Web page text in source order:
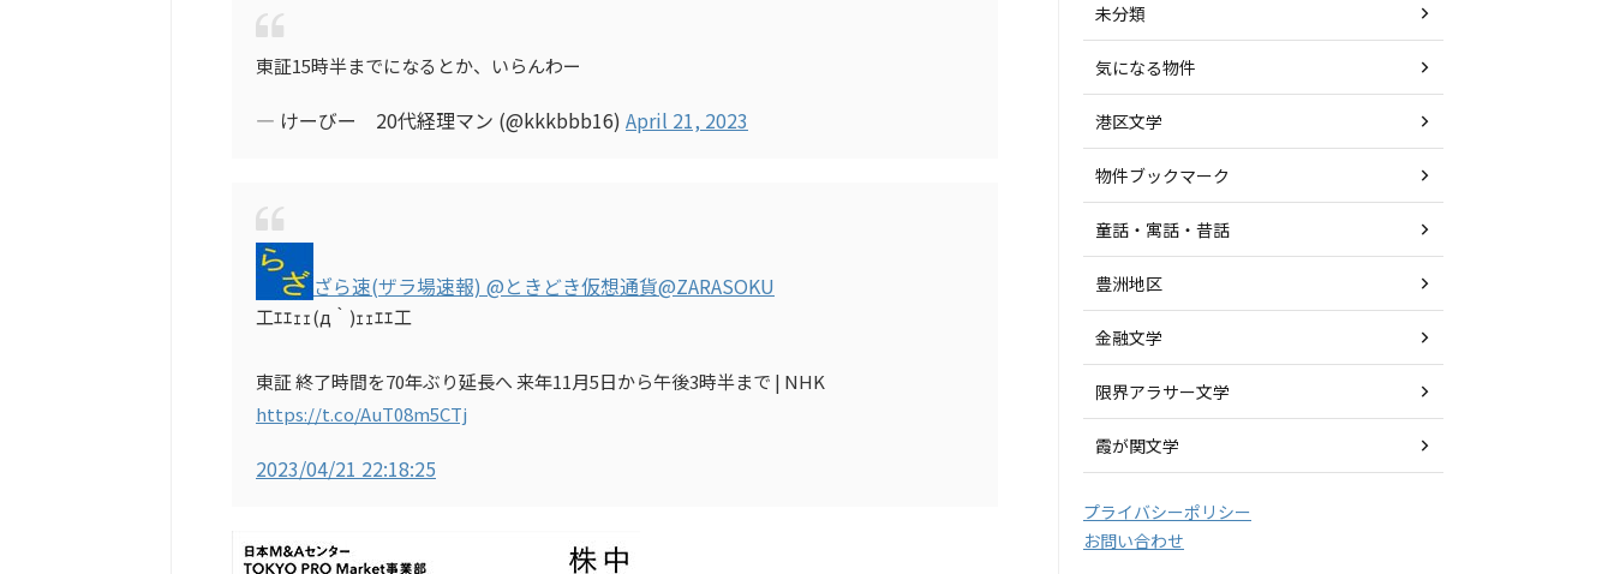
東証15時半までになるとか、いらんわー
— けーびー 20代経理マン (@kkkbbb16) April 21, 2023
ざら速(ザラ場速報) @ときどき仮想通貨@ZARASOKU
工ｴｴｪｪ(д｀)ｪｪｴｴ工
東証 終了時間を70年ぶり延長へ 来年11月5日から午後3時半まで | NHK
https://t.co/AuT08m5CTj
2023/04/21 22:18:25
未分類
気になる物件
港区文学
物件ブックマーク
童話・寓話・昔話
豊洲地区
金融文学
限界アラサー文学
霞が関文学
プライバシーポリシー
お問い合わせ